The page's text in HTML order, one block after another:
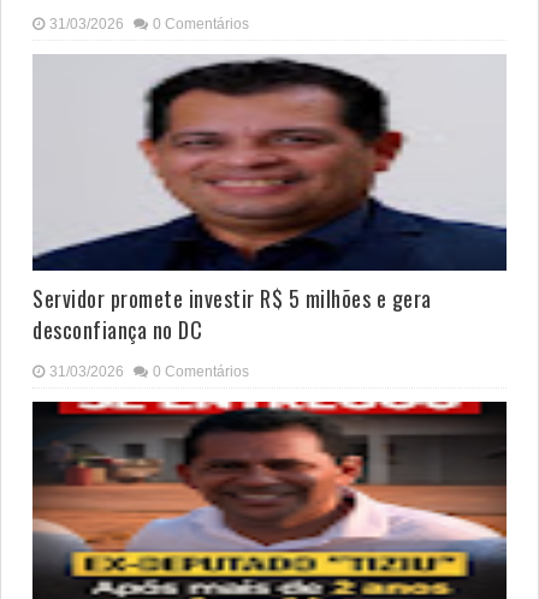
31/03/2026 0 Comentários
Servidor promete investir R$ 5 milhões e gera
desconfiança no DC
31/03/2026 0 Comentários